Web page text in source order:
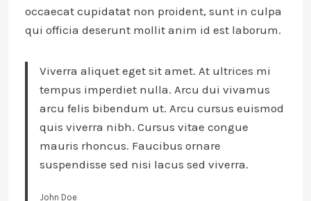
occaecat cupidatat non proident, sunt in culpa
qui officia deserunt mollit anim id est laborum.
Viverra aliquet eget sit amet. At ultrices mi
tempus imperdiet nulla. Arcu dui vivamus
arcu felis bibendum ut. Arcu cursus euismod
quis viverra nibh. Cursus vitae congue
mauris rhoncus. Faucibus ornare
suspendisse sed nisi lacus sed viverra.
John Doe